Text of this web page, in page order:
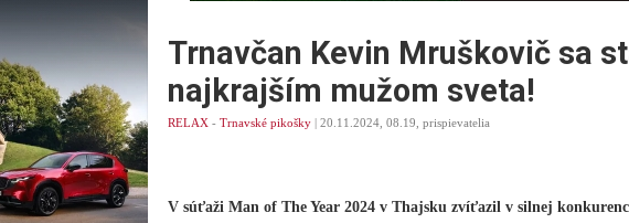
Trnavčan Kevin Mruškovič sa
najkrajším mužom sveta!
RELAX - Trnavské pikošky | 20.11.2024, 08.19, prispievatelia
V súťaži Man of The Year 2024 v Thajsku zvíťazil v silnej